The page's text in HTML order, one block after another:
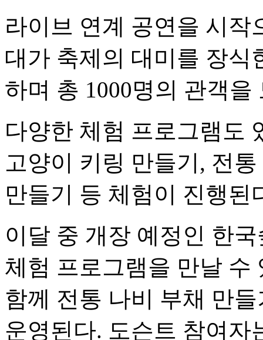
라이브 연계 공연을 시작
대가 축제의 대미를 장식
하며 총 1000명의 관객을
다양한 체험 프로그램도
고양이 키링 만들기, 전
만들기 등 체험이 진행된
이달 중 개장 예정인 한
체험 프로그램을 만날 수
함께 전통 나비 부채 만
운영된다. 도슨트 참여자